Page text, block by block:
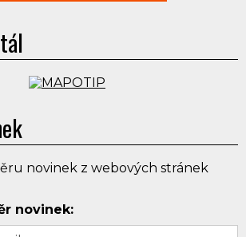
novinek z webových stránek
novinek: